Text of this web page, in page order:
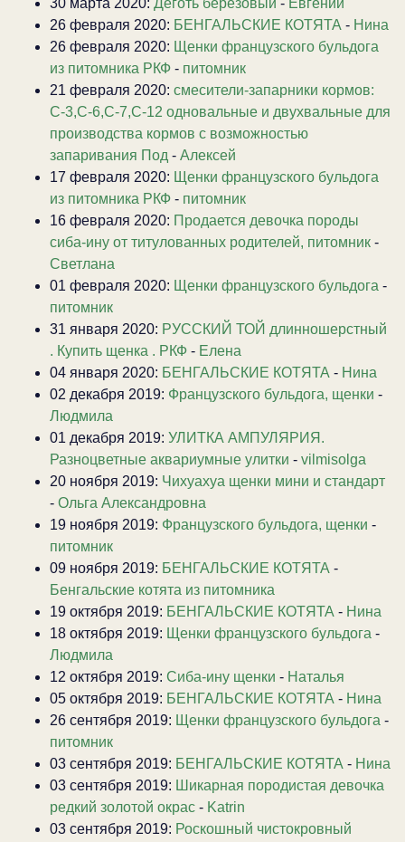
30 марта 2020: Деготь березовый - Евгений
26 февраля 2020: БЕНГАЛЬСКИЕ КОТЯТА - Нина
26 февраля 2020: Щенки французского бульдога
из питомника РКФ - питомник
21 февраля 2020: смесители-запарники кормов:
С-3,С-6,С-7,С-12 одновальные и двухвальные для
производства кормов с возможностью
запаривания Под - Алексей
17 февраля 2020: Щенки французского бульдога
из питомника РКФ - питомник
16 февраля 2020: Продается девочка породы
сиба-ину от титулованных родителей, питомник -
Светлана
01 февраля 2020: Щенки французского бульдога -
питомник
31 января 2020: РУССКИЙ ТОЙ длинношерстный
. Купить щенка . РКФ - Елена
04 января 2020: БЕНГАЛЬСКИЕ КОТЯТА - Нина
02 декабря 2019: Французского бульдога, щенки -
Людмила
01 декабря 2019: УЛИТКА АМПУЛЯРИЯ.
Разноцветные аквариумные улитки - vilmisolga
20 ноября 2019: Чихуахуа щенки мини и стандарт
- Ольга Александровна
19 ноября 2019: Французского бульдога, щенки -
питомник
09 ноября 2019: БЕНГАЛЬСКИЕ КОТЯТА -
Бенгальские котята из питомника
19 октября 2019: БЕНГАЛЬСКИЕ КОТЯТА - Нина
18 октября 2019: Щенки французского бульдога -
Людмила
12 октября 2019: Сиба-ину щенки - Наталья
05 октября 2019: БЕНГАЛЬСКИЕ КОТЯТА - Нина
26 сентября 2019: Щенки французского бульдога -
питомник
03 сентября 2019: БЕНГАЛЬСКИЕ КОТЯТА - Нина
03 сентября 2019: Шикарная породистая девочка
редкий золотой окрас - Katrin
03 сентября 2019: Роскошный чистокровный